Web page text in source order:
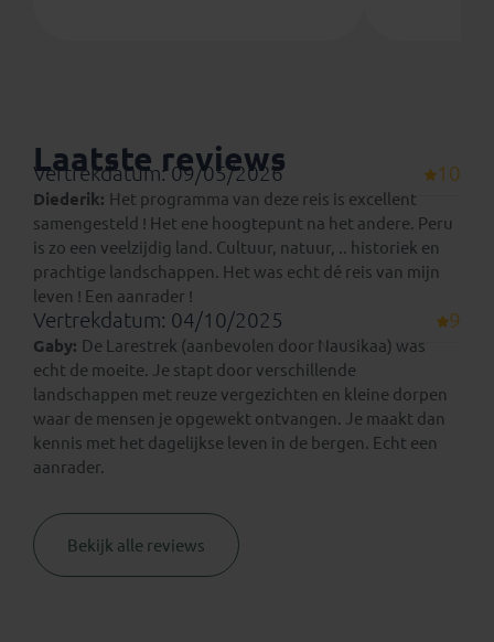
Laatste reviews
Vertrekdatum: 09/05/2026 10
Diederik: Het programma van deze reis is excellent
samengesteld ! Het ene hoogtepunt na het andere. Peru
is zo een veelzijdig land. Cultuur, natuur, .. historiek en
prachtige landschappen. Het was echt dé reis van mijn
leven ! Een aanrader !
Vertrekdatum: 04/10/2025 9
Gaby: De Larestrek (aanbevolen door Nausikaa) was
echt de moeite. Je stapt door verschillende
landschappen met reuze vergezichten en kleine dorpen
waar de mensen je opgewekt ontvangen. Je maakt dan
kennis met het dagelijkse leven in de bergen. Echt een
aanrader.
Bekijk alle reviews